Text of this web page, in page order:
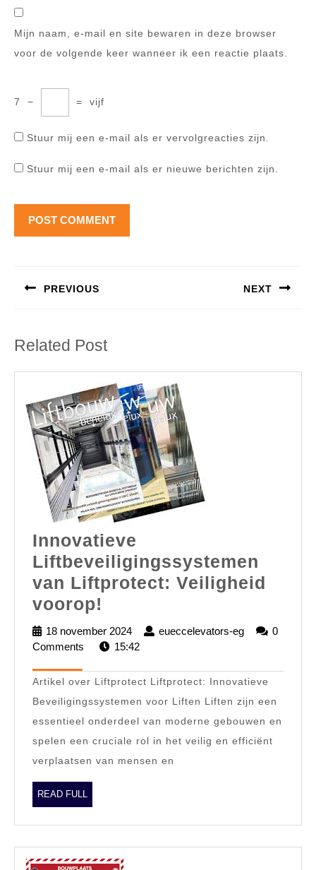
Mijn naam, e-mail en site bewaren in deze browser
voor de volgende keer wanneer ik een reactie plaats.
7 − = vijf
Stuur mij een e-mail als er vervolgreacties zijn.
Stuur mij een e-mail als er nieuwe berichten zijn.
PREVIOUS NEXT
Related Post
Innovatieve
Liftbeveiligingssystemen
van Liftprotect: Veiligheid
voorop!
van
Liftprotect:
Veiligheid
voorop!
18 november 2024
18
november
eueccelevators-eg
0
Comments
15:42
Artikel over Liftprotect Liftprotect: Innovatieve
Beveiligingssystemen voor Liften Liften zijn een
essentieel onderdeel van moderne gebouwen en
spelen een cruciale rol in het veilig en efficiënt
verplaatsen van mensen en
READ FULL
FULL